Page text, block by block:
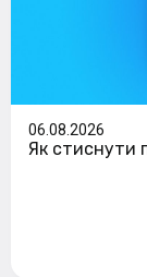
06.08.2026
Як стиснути